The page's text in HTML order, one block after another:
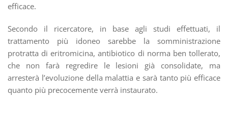
efficace.
Secondo il ricercatore, in base agli studi effettuati, il
trattamento più idoneo sarebbe la somministrazione
protratta di eritromicina, antibiotico di norma ben tollerato,
che non farà regredire le lesioni già consolidate, ma
arresterà l’evoluzione della malattia e sarà tanto più efficace
quanto più precocemente verrà instaurato.